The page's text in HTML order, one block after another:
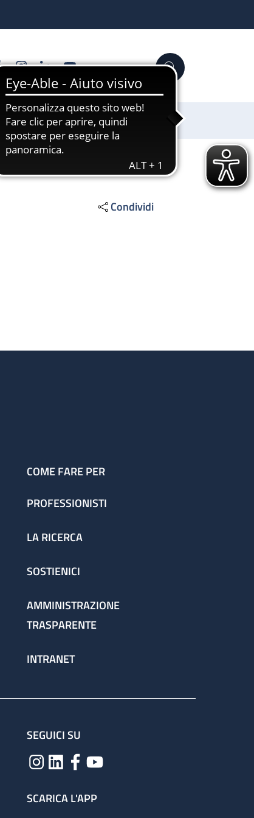
FacebookInstagram
LinkedinYouTube Cerca
Sostienici
Condividi
COME FARE PER
PROFESSIONISTI
LA RICERCA
SOSTIENICI
AMMINISTRAZIONE
TRASPARENTE
INTRANET
SEGUICI SU
SCARICA L'APP